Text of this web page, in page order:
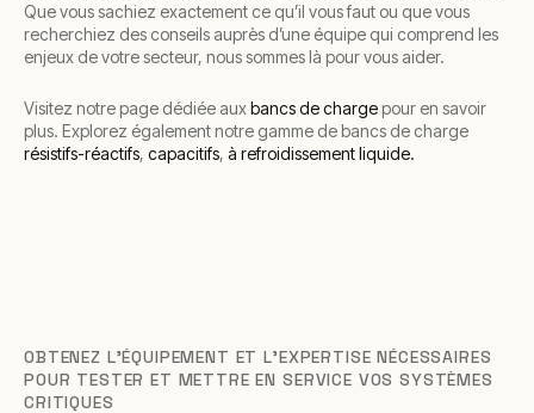
Que vous sachiez exactement ce qu’il vous faut ou que vous
recherchiez des conseils auprès d’une équipe qui comprend les
enjeux de votre secteur, nous sommes là pour vous aider.
Visitez notre page dédiée auxbancs de chargepour en savoir
plus. Explorez également notre gamme de bancs de charge
résistifs-réactifs, capacitifs, à refroidissement liquide.
OBTENEZ L’ÉQUIPEMENT ET L’EXPERTISE NÉCESSAIRES
POUR TESTER ET METTRE EN SERVICE VOS SYSTÈMES
CRITIQUES